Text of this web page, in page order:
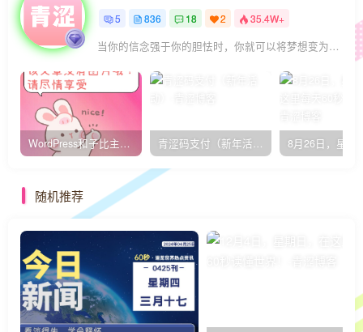
5 836 18 2 35.4W+
当你的信念强于你的胆怯时，你就可以将梦想变为现实了
WordPress和子比主题模板&网站美化方法教程-已更新到:23-01-8 青涩码支付（新年活动）
随机推荐